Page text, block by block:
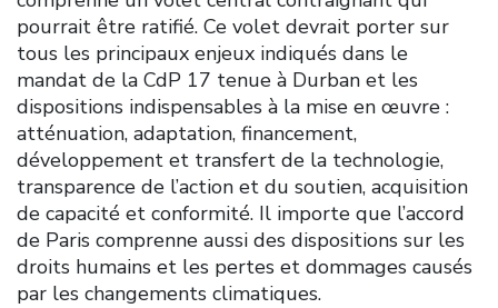
pourrait être ratifié. Ce volet devrait porter sur
tous les principaux enjeux indiqués dans le
mandat de la CdP 17 tenue à Durban et les
dispositions indispensables à la mise en œuvre :
atténuation, adaptation, financement,
développement et transfert de la technologie,
transparence de l’action et du soutien, acquisition
de capacité et conformité. Il importe que l’accord
de Paris comprenne aussi des dispositions sur les
droits humains et les pertes et dommages causés
par les changements climatiques.